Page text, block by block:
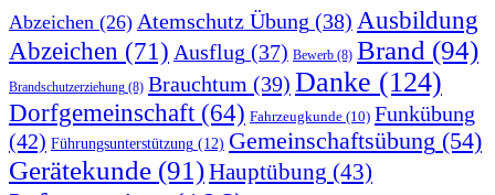
Abzeichen (26) Atemschutz Übung (38) Ausbildung
Abzeichen (71) Ausflug (37) Bewerb (8) Brand (94)
Brandschutzerziehung (8) Brauchtum (39) Danke (124)
Dorfgemeinschaft (64) Fahrzeugkunde (10) Funkübung
(42) Führungsunterstützung (12) Gemeinschaftsübung (54)
Gerätekunde (91)Hauptübung (43)